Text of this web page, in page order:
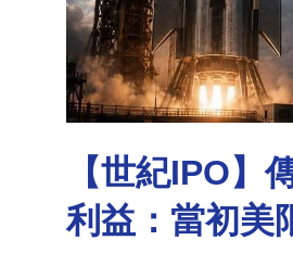
【世紀IPO】
利益：當初美